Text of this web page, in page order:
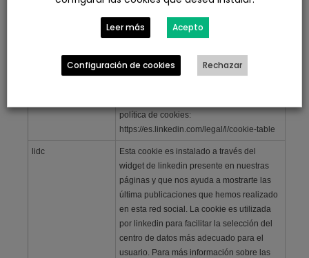
por linkedin para recordar la configuración
LinkedIn.com se muestra en el idioma
política de cookies:
https://es.linkedin.com/legal/l/cookie-table
lidc
Esta cookie es instalado a través del
widget de linkedin presente en nuestras
páginas y que nos ayuda a mostrarte las
última publicaciones que hemos realizado
en esta red social. La cookie es utilizada
por linkedin para facilitar la selección del
centro de datos más adecuado para el
usuario. Para más información sobre las
Leer más Acepto
Configuración de cookies Rechazar